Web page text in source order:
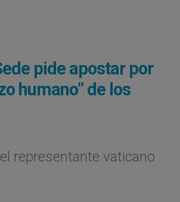
pide apostar por
humano” de los
representante vaticano